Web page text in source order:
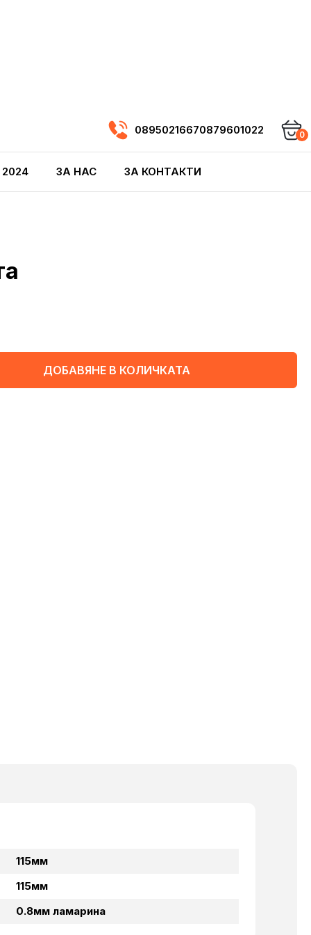
08950216670879601022 0
ЗА НАС ЗА КОНТАКТИ
ДОБАВЯНЕ В КОЛИЧКАТА
115мм
115мм
0.8мм ламарина